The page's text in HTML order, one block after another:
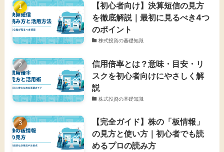
【初心者向け】決算短信の見方
を徹底解説｜最初に見るべき4つ
のポイント
株式投資の基礎知識
信用倍率とは？意味・目安・リ
スクを初心者向けにやさしく解
説
株式投資の基礎知識
【完全ガイド】株の「板情報」
の見方と使い方｜初心者でも読
めるプロの読み方